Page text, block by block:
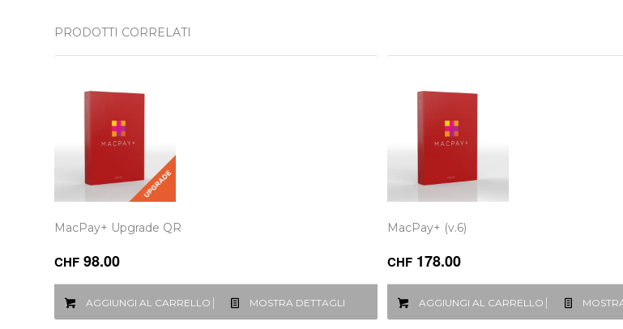
PRODOTTI CORRELATI
MacPay+ Upgrade QR
CHF 98.00
AGGIUNGI AL CARRELLO MOSTRA DETTAGLI
MacPay+ (v.6)
CHF 178.00
AGGIUNGI AL CARRELLO